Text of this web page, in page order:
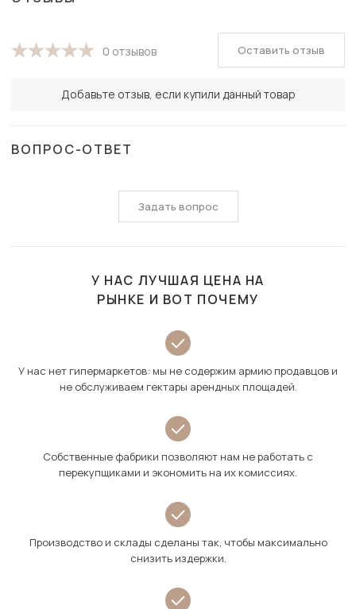
0 отзывов
Добавьте отзыв, если купили данный товар
Оставить отзыв
ВОПРОС-ОТВЕТ
Задать вопрос
У НАС ЛУЧШАЯ ЦЕНА НА
РЫНКЕ И ВОТ ПОЧЕМУ
У нас нет гипермаркетов: мы не содержим армию продавцов и
не обслуживаем гектары арендных площадей.
Собственные фабрики позволяют нам не работать с
перекупщиками и экономить на их комиссиях.
Производство и склады сделаны так, чтобы максимально
снизить издержки.